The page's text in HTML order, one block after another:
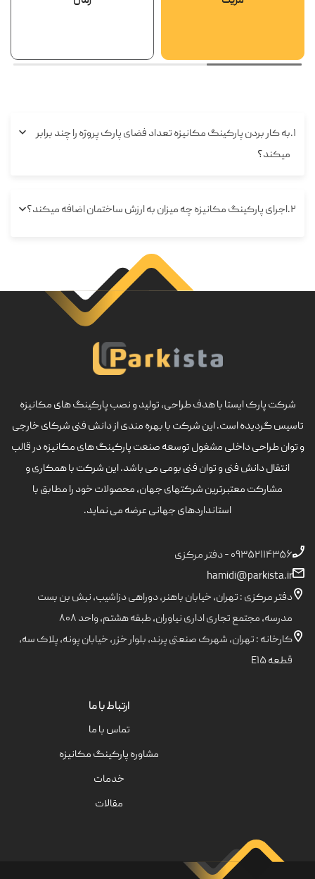
۱ به کار بردن پارکینگ مکانیزه تعداد فضای پارک پروژه را چند برابر
میکند؟
۲ اجرای پارکینگ مکانیزه چه میزان به ارزش ساختمان اضافه میکند؟
شرکت پارک ایستا با هدف طراحی، تولید و نصب پارکینگ های مکانیزه
تاسیس گردیده است. این شرکت با بهره مندی از دانش فنی شرکای خارجی
و توان طراحی داخلی مشغول توسعه صنعت پارکینگ های مکانیزه در قالب
انتقال دانش فنی و توان فنی بومی می باشد. این شرکت با همکاری و
مشارکت معتبرترین شرکتهای جهان، محصولات خود را مطابق با
استانداردهای جهانی عرضه می نماید.
۰۹۳۵۲۱۱۴۳۵۶ - دفتر مرکزی
hamidi@parkista.ir
دفتر مرکزی : تهران، خیابان باهنر، دوراهی دزاشیب، نبش بن بست
مدرسه، مجتمع تجاری اداری نیاوران، طبقه هشتم، واحد ۸۰۸
کارخانه : تهران، شهرک صنعتی پرند، بلوار خزر، خیابان پونه، پلاک سه،
قطعه E۱۵
ارتباط با ما
تماس با ما
مشاوره پارکینگ مکانیزه
خدمات
مقالات